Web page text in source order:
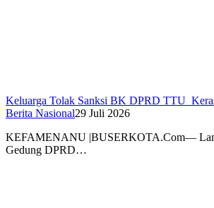
Keluarga Tolak Sanksi BK DPRD TTU
Berita Nasional29 Juli 2026
KEFAMENANU |BUSERKOTA.Com—
Gedung DPRD…